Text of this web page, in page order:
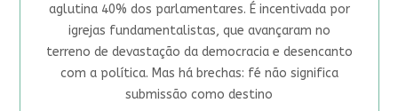
aglutina 40% dos parlamentares. É incentivada por
igrejas fundamentalistas, que avançaram no
terreno de devastação da democracia e desencanto
com a política. Mas há brechas: fé não significa
submissão como destino